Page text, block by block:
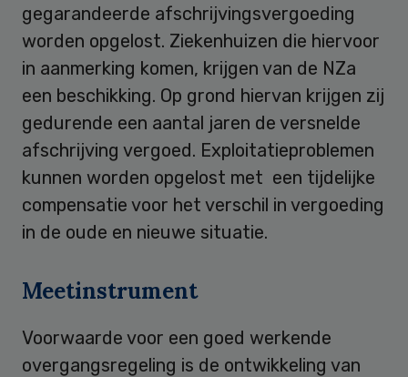
gegarandeerde afschrijvingsvergoeding
worden opgelost. Ziekenhuizen die hiervoor
in aanmerking komen, krijgen van de NZa
een beschikking. Op grond hiervan krijgen zij
gedurende een aantal jaren de versnelde
afschrijving vergoed. Exploitatieproblemen
kunnen worden opgelost met een tijdelijke
compensatie voor het verschil in vergoeding
in de oude en nieuwe situatie.
Meetinstrument
Voorwaarde voor een goed werkende
overgangsregeling is de ontwikkeling van